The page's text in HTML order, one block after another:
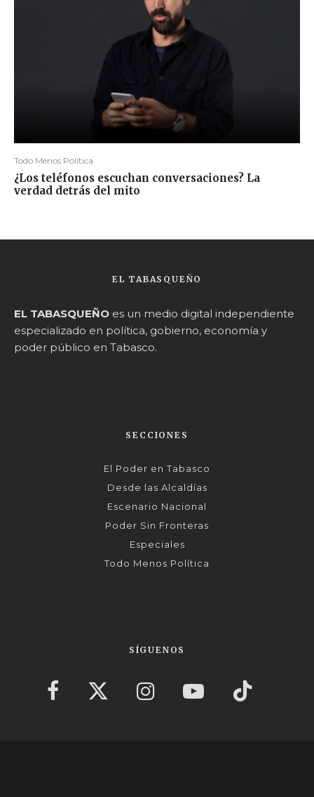
Todo Menos Política
¿Los teléfonos escuchan conversaciones? La
verdad detrás del mito
EL TABASQUEÑO
EL TABASQUEÑO es un medio digital independiente
especializado en política, gobierno, economía y
poder público en Tabasco.
SECCIONES
El Poder en Tabasco
Desde las Alcaldías
Escenario Nacional
Poder Sin Fronteras
Especiales
Todo Menos Política
SÍGUENOS